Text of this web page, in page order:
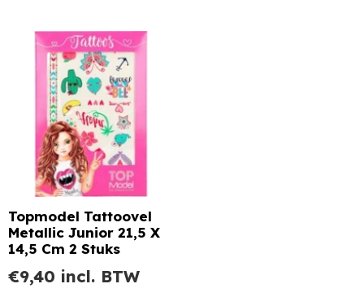
Topmodel Tattoovel
Metallic Junior 21,5 X
14,5 Cm 2 Stuks
€9,40 incl. BTW